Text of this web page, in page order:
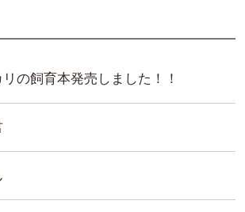
の飼育本発売しました！！